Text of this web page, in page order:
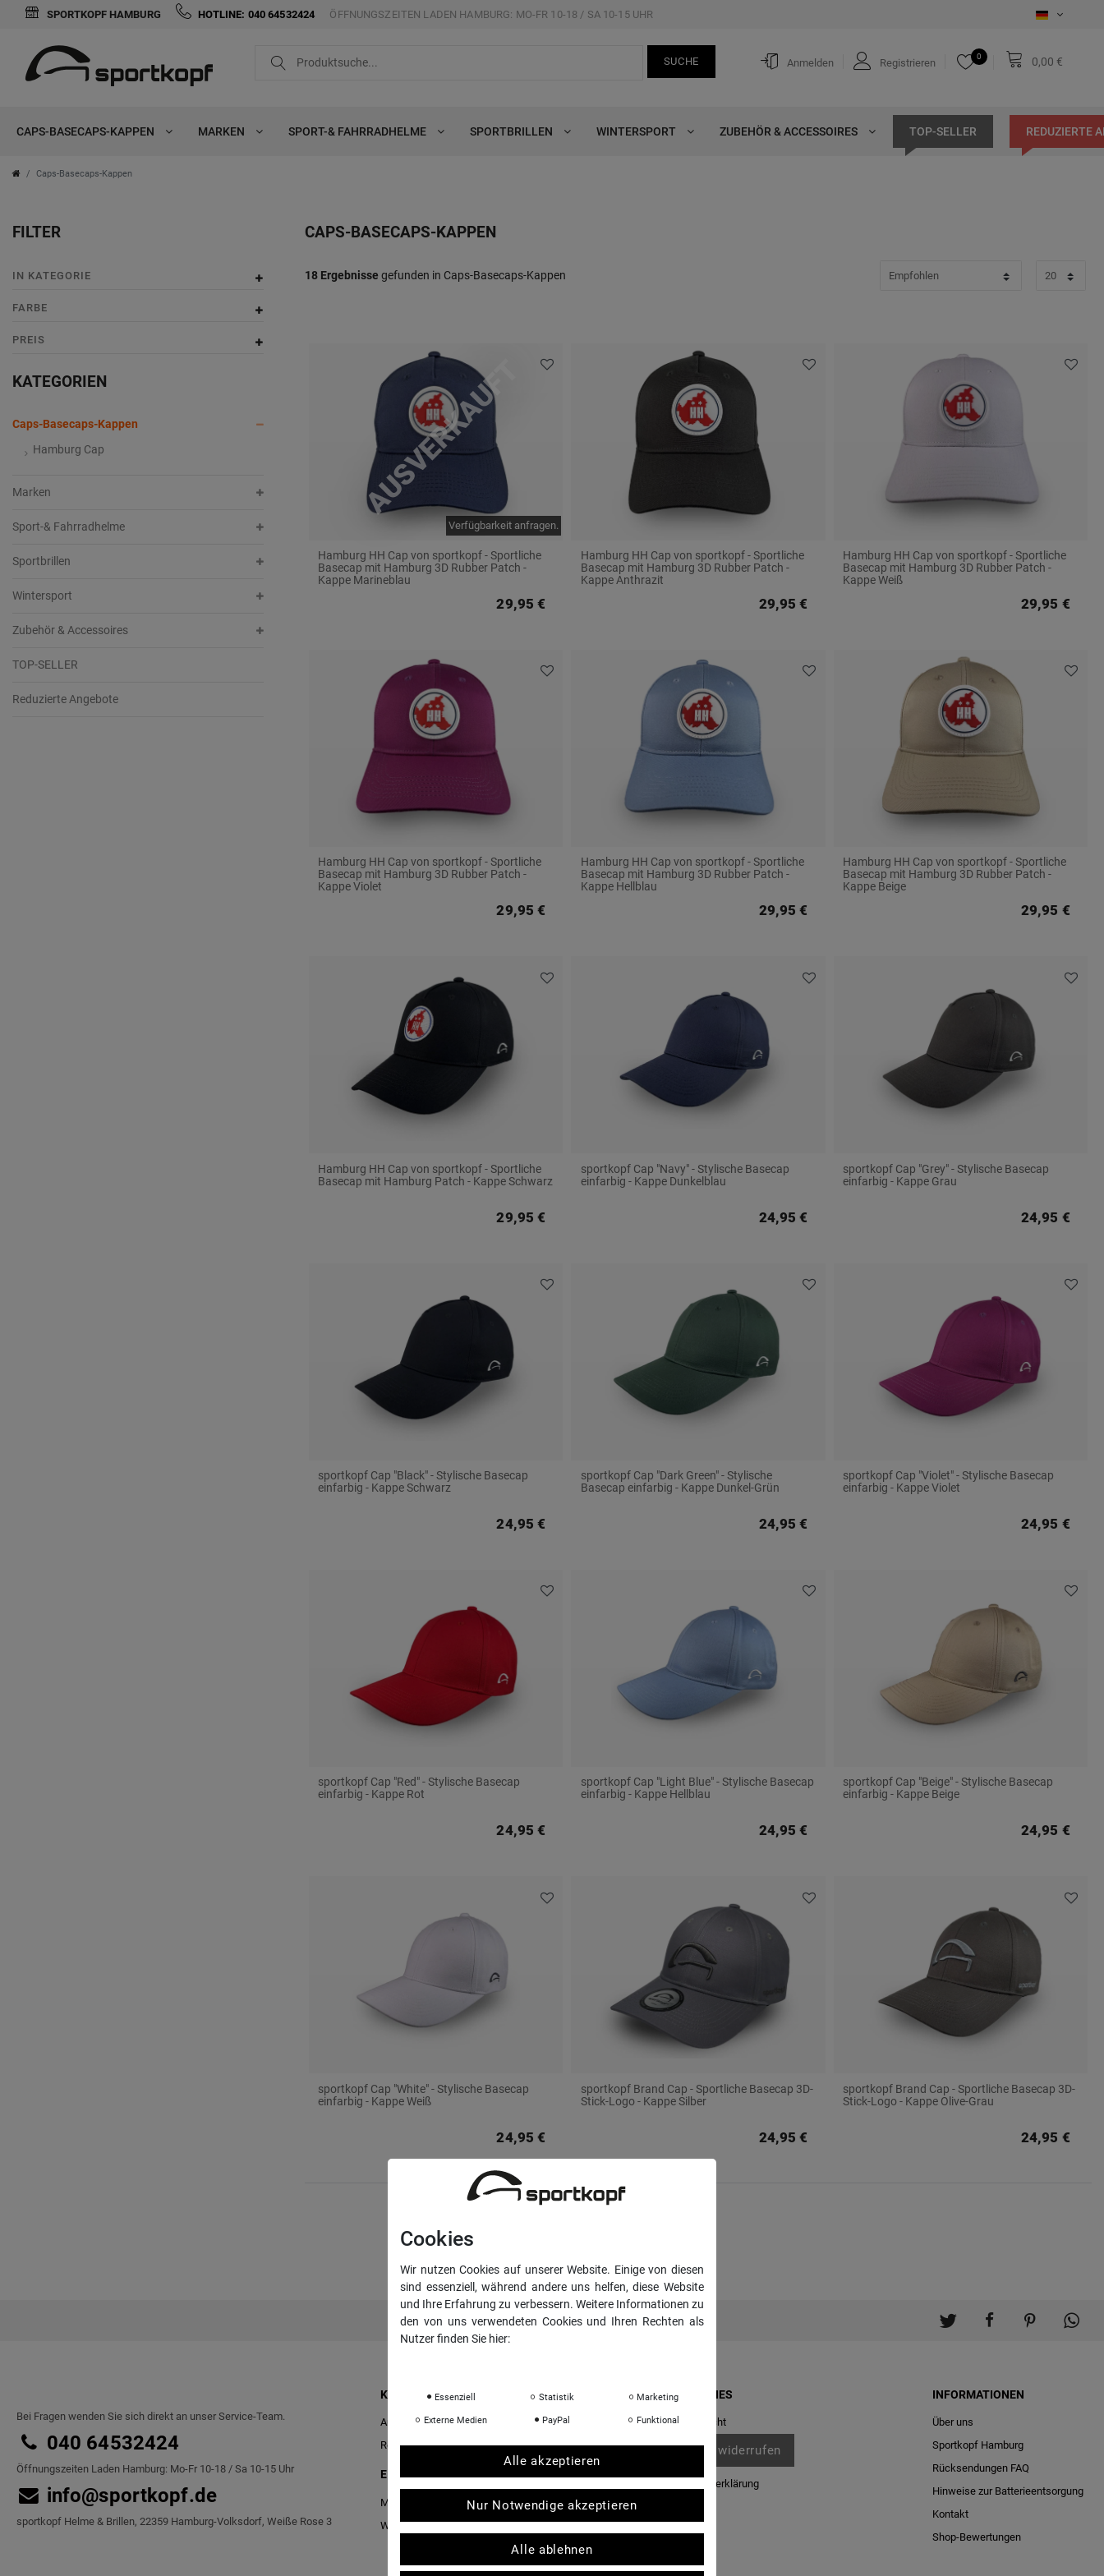
SPORTKOPF HAMBURG HOTLINE: 040 64532424 ÖFFNUNGSZEITEN LADEN HAMBURG: MO-FR 10-18 / SA 10-15 UHR
SUCHE Anmelden Registrieren
0 0,00 €
CAPS-BASECAPS-KAPPEN MARKEN SPORT-& FAHRRADHELME SPORTBRILLEN WINTERSPORT ZUBEHÖR & ACCESSOIRES TOP-SELLER REDUZIERTE
Caps-Basecaps-Kappen
FILTER
IN KATEGORIE
FARBE
PREIS
KATEGORIEN
Caps-Basecaps-Kappen
Hamburg Cap
Marken
Sport-& Fahrradhelme
Sportbrillen
Wintersport
Zubehör & Accessoires
TOP-SELLER
Reduzierte Angebote
CAPS-BASECAPS-KAPPEN
18 Ergebnisse gefunden in Caps-Basecaps-Kappen
Hamburg HH Cap von sportkopf - Sportliche
Basecap mit Hamburg 3D Rubber Patch -
Kappe Marineblau
29,95 €
Hamburg HH Cap von sportkopf - Sportliche
Basecap mit Hamburg 3D Rubber Patch -
Kappe Anthrazit
29,95 €
Hamburg HH Cap von sportkopf - Sportliche
Basecap mit Hamburg 3D Rubber Patch -
Kappe Weiß
29,95 €
Hamburg HH Cap von sportkopf - Sportliche
Basecap mit Hamburg 3D Rubber Patch -
Kappe Violet
29,95 €
Hamburg HH Cap von sportkopf - Sportliche
Basecap mit Hamburg 3D Rubber Patch -
Kappe Hellblau
29,95 €
Hamburg HH Cap von sportkopf - Sportliche
Basecap mit Hamburg 3D Rubber Patch -
Kappe Beige
29,95 €
Hamburg HH Cap von sportkopf - Sportliche
Basecap mit Hamburg Patch - Kappe Schwarz
29,95 €
sportkopf Cap "Navy" - Stylische Basecap
einfarbig - Kappe Dunkelblau
24,95 €
sportkopf Cap "Grey" - Stylische Basecap
einfarbig - Kappe Grau
24,95 €
sportkopf Cap "Black" - Stylische Basecap
einfarbig - Kappe Schwarz
24,95 €
sportkopf Cap "Dark Green" - Stylische
Basecap einfarbig - Kappe Dunkel-Grün
24,95 €
sportkopf Cap "Violet" - Stylische Basecap
einfarbig - Kappe Violet
24,95 €
sportkopf Cap "Red" - Stylische Basecap
einfarbig - Kappe Rot
24,95 €
sportkopf Cap "Light Blue" - Stylische Basecap
einfarbig - Kappe Hellblau
24,95 €
sportkopf Cap "Beige" - Stylische Basecap
einfarbig - Kappe Beige
24,95 €
sportkopf Cap "White" - Stylische Basecap
einfarbig - Kappe Weiß
24,95 €
sportkopf Brand Cap - Sportliche Basecap 3D-
Stick-Logo - Kappe Silber
24,95 €
sportkopf Brand Cap - Sportliche Basecap 3D-
Stick-Logo - Kappe Olive-Grau
24,95 €
Bei Fragen wenden Sie sich direkt an unser Service-Team.
040 64532424
Öffnungszeiten Laden Hamburg: Mo-Fr 10-18 / Sa 10-15 Uhr
info@sportkopf.de
sportkopf Helme & Brillen, 22359 Hamburg-Volksdorf, Weiße Rose 3
KONTO & ANMELDUNG
Anmelden
Registrieren
EINKAUFEN
Merkliste
Warenkorb/Kasse
RECHTLICHES
Widerrufs­recht
Vertrag widerrufen
Daten­schutz­erklärung
INFORMATIONEN
Über uns
Sportkopf Hamburg
Rücksendungen FAQ
Hinweise zur Batterieentsorgung
Kontakt
Shop-Bewertungen
FILTER
K
e
o
r
a
r
r
e
Cookies
Wir nutzen Cookies auf unserer Website. Einige von diesen
sind essenziell, während andere uns helfen, diese Website
und Ihre Erfahrung zu verbessern. Weitere Informationen zu
den von uns verwendeten Cookies und Ihren Rechten als
Nutzer finden Sie hier:
Essenziell Statistik Marketing
Externe Medien PayPal Funktional
Alle akzeptieren
Nur Notwendige akzeptieren
Alle ablehnen